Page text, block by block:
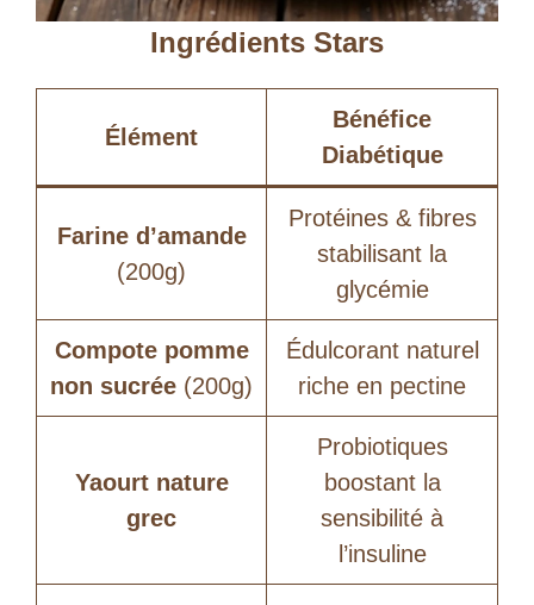
Ingrédients Stars
Élément
Bénéfice
Diabétique
Farine d’amande
(200g)
Protéines & fibres
stabilisant la
glycémie
Compote pomme
non sucrée (200g)
Édulcorant naturel
riche en pectine
Yaourt nature
grec
Probiotiques
boostant la
sensibilité à
l’insuline